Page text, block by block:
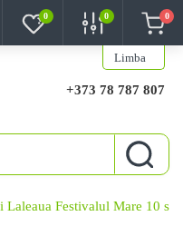
Limba
0 0 0
+373 78 787 807
Laleaua Festivalul Mare 10